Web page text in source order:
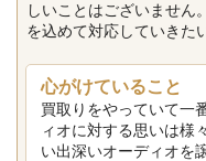
しいことはございません
を込めて対応していきた
心がけていること
買取りをやっていて一
ィオに対する思いは様
い出深いオーディオを